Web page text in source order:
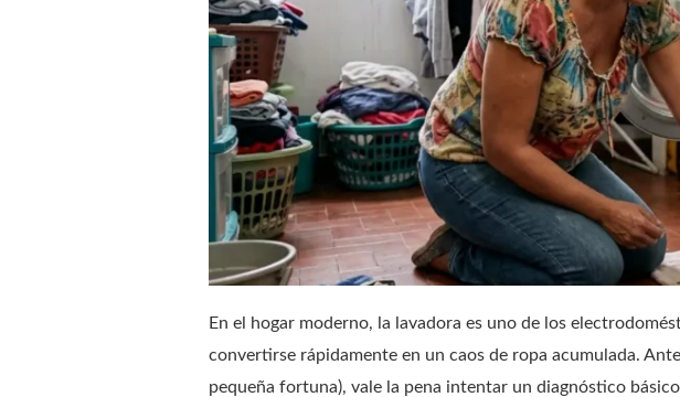
En el hogar moderno, la lavadora es uno de los
convertirse rápidamente en un caos de ropa acumulada.
pequeña fortuna), vale la pena intentar un diagnóstico